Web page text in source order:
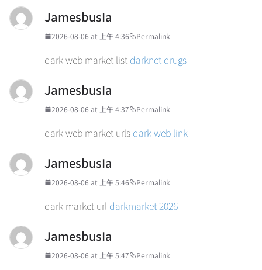
JamesbusIa
2026-08-06 at 上午 4:36 Permalink
dark web market list darknet drugs
JamesbusIa
2026-08-06 at 上午 4:37 Permalink
dark web market urls dark web link
JamesbusIa
2026-08-06 at 上午 5:46 Permalink
dark market url darkmarket 2026
JamesbusIa
2026-08-06 at 上午 5:47 Permalink